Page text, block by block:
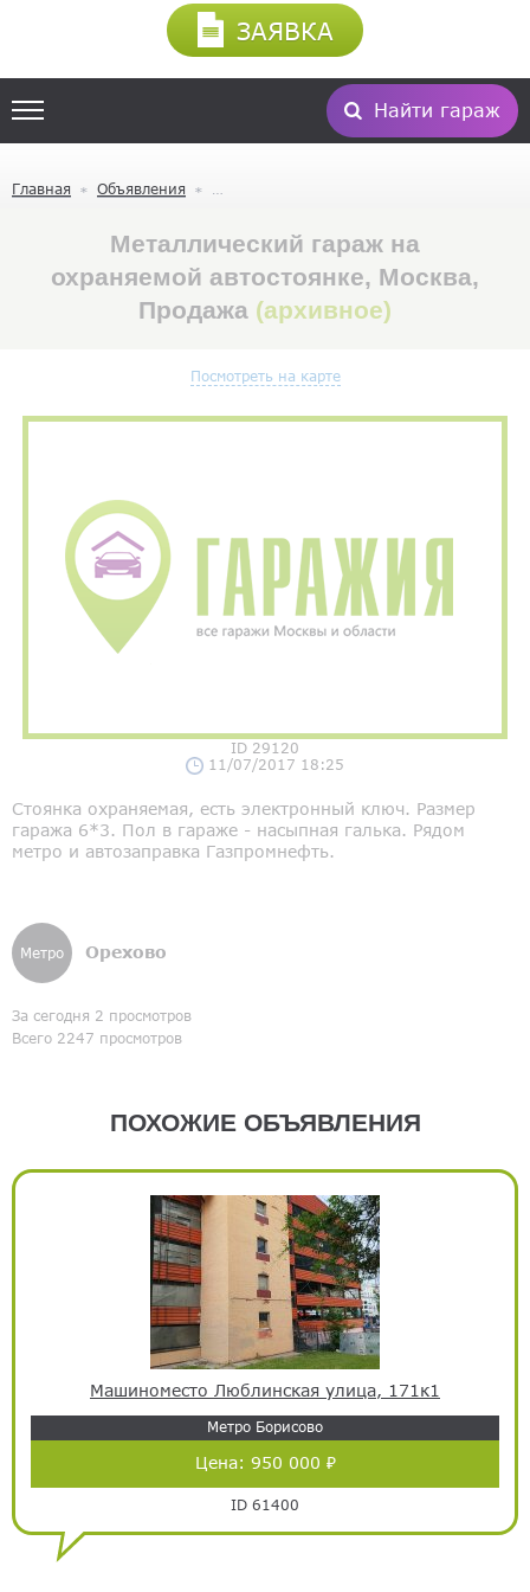
Найти гараж
ЗАЯВКА
Главная Объявления
Металлический гараж на
охраняемой автостоянке, Москва,
Продажа (архивное)
Посмотреть на карте
ID 29120
11/07/2017 18:25
Стоянка охраняемая, есть электронный ключ. Размер
гаража 6*3. Пол в гараже - насыпная галька. Рядом
метро и автозаправка Газпромнефть.
Метро Орехово
За сегодня 2 просмотров
Всего 2247 просмотров
ПОХОЖИЕ ОБЪЯВЛЕНИЯ
Машиноместо Люблинская улица, 171к1
Метро Борисово
Цена: 950 000 ₽
ID 61400